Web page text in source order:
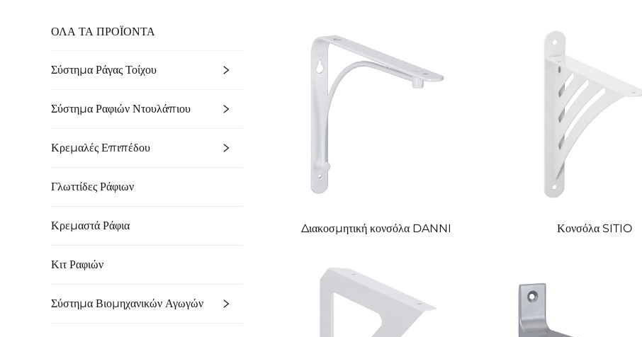
ΟΛΑ ΤΑ ΠΡΟΪΟΝΤΑ
Σύστημα Ράγας Τοίχου
Σύστημα Ραφιών Ντουλάπιου
Κρεμαλές Επιπέδου
Γλωττίδες Ράφιων
Κρεμαστά Ράφια
Κιτ Ραφιών
Σύστημα Βιομηχανικών Αγωγών
Διακοσμητική κονσόλα DANNI Κονσόλα SITIO